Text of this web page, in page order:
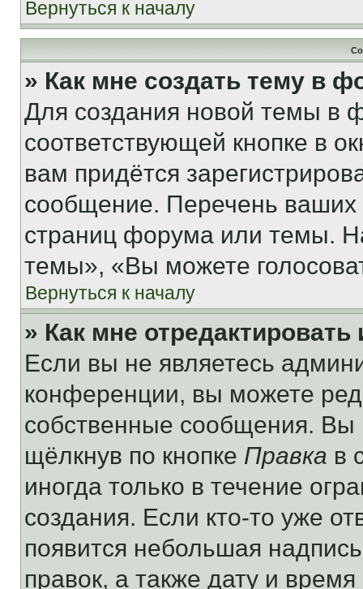
Вернуться к началу
» Как мне создать тему в
Для создания новой темы в
соответствующей кнопке в
вам придётся
сообщение. Перечень ваших
страниц форума или темы.
темы», «Вы можете
Вернуться к началу
» Как мне
Если вы не являетесь
конференции, вы можете
собственные сообщения. Вы
щёлкнув по кнопке Правка в
иногда только в течение
создания. Если кто-то уже
появится небольшая
правок, а также дату и